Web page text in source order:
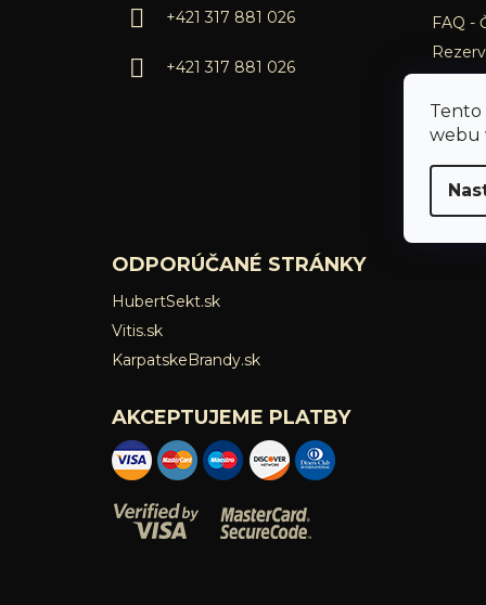
Tento
webu
+421 317 881 026
+421 317 881 026
FAQ -
ODPORÚČANÉ STRÁNKY
HubertSekt.sk
Vitis.sk
KarpatskeBrandy.sk
AKCEPTUJEME PLATBY